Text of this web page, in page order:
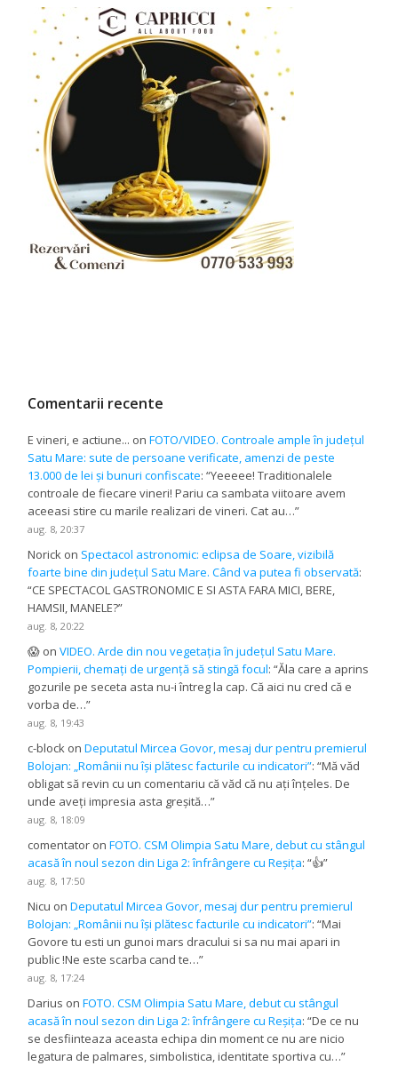
Comentarii recente
E vineri, e actiune... onFOTO/VIDEO. Controale ample în județul
Satu Mare: sute de persoane verificate, amenzi de peste
13.000 de lei și bunuri confiscate: “Yeeeee! Traditionalele
controale de fiecare vineri! Pariu ca sambata viitoare avem
aceeasi stire cu marile realizari de vineri. Cat au…”
aug. 8, 20:37
Norick on Spectacol astronomic: eclipsa de Soare, vizibilă
foarte bine din județul Satu Mare. Când va putea fi observată:
“CE SPECTACOL GASTRONOMIC E SI ASTA FARA MICI, BERE,
HAMSII, MANELE?”
aug. 8, 20:22
😱 onVIDEO. Arde din nou vegetația în județul Satu Mare.
Pompierii, chemați de urgență să stingă focul: “Ăla care a aprins
gozurile pe seceta asta nu-i întreg la cap. Că aici nu cred că e
vorba de…”
aug. 8, 19:43
c-block onDeputatul Mircea Govor, mesaj dur pentru premierul
Bolojan: „Românii nu își plătesc facturile cu indicatori”: “Mă văd
obligat să revin cu un comentariu că văd că nu ați înțeles. De
unde aveți impresia asta greșită…”
aug. 8, 18:09
comentator onFOTO. CSM Olimpia Satu Mare, debut cu stângul
acasă în noul sezon din Liga 2: înfrângere cu Reșița: “👍”
aug. 8, 17:50
Nicu onDeputatul Mircea Govor, mesaj dur pentru premierul
Bolojan: „Românii nu își plătesc facturile cu indicatori”: “Mai
Govore tu esti un gunoi mars dracului si sa nu mai apari in
public !Ne este scarba cand te…”
aug. 8, 17:24
Darius onFOTO. CSM Olimpia Satu Mare, debut cu stângul
acasă în noul sezon din Liga 2: înfrângere cu Reșița: “De ce nu
se desfiinteaza aceasta echipa din moment ce nu are nicio
legatura de palmares, simbolistica, identitate sportiva cu…”